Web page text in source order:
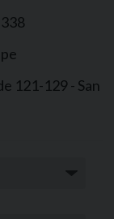
121-129 - San